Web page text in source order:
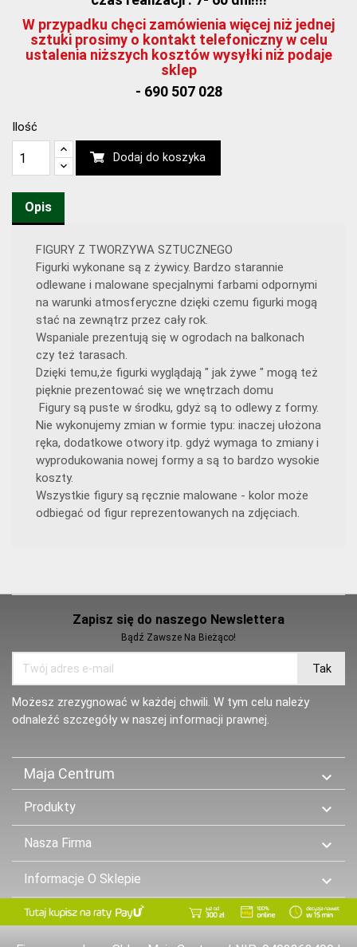
W przypadku chęci zamówienia więcej niż jednej
sztuki prosimy o kontakt telefoniczny w celu
ustalenia niższych kosztów wysyłki niż podaje
sklep
- 690 507 028
Ilość
Dodaj do koszyka
Opis
FIGURY Z TWORZYWA SZTUCZNEGO
Figurki wykonane są z żywicy. Bardzo starannie
odlewane i malowane specjalnymi farbami odpornymi
na warunki atmosferyczne dzięki czemu figurki mogą
stać na zewnątrz przez cały rok.
Wspaniale prezentują się w ogrodach na balkonach
czy też tarasach.
Dzięki temu,że figurki wyglądają " jak żywe " mogą też
pięknie prezentować się we wnętrzach domu
Figury są puste w środku, gdyż są to odlewy z formy.
Nie wykonujemy zmian w formie typu: inaczej ułożona
ręka, dodatkowe otwory itp. gdyż wymaga to zmiany i
wyprodukowania nowej formy a są to bardzo wysokie
koszty.
Wszystkie figury są ręcznie malowane - kolor może
odbiegać od figur reprezentowanych na zdjęciach.
Zapisz się do naszego Newslettera
Bądź Zawsze Na Bieżąco!
Możesz zrezygnować w każdej chwili. W tym celu należy
odnaleźć szczegóły w naszej informacji prawnej.
Maja Centrum 
Produkty 
Nasza Firma 
Informacje O Sklepie 